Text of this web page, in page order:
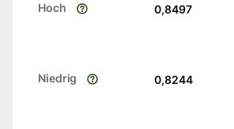
Hoch 0,8497
Niedrig 0,8244